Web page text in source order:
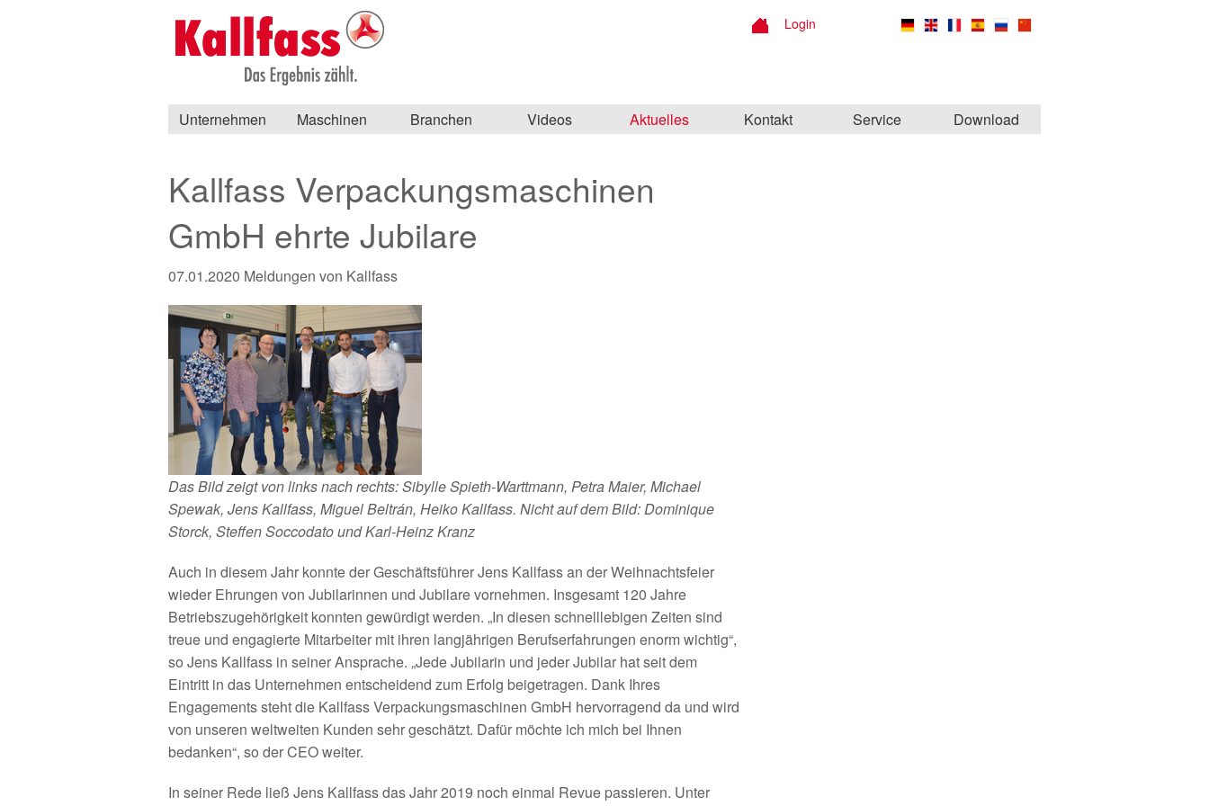
Login
Unternehmen Maschinen Branchen Videos Aktuelles Kontakt Service Download
Kallfass Verpackungsmaschinen
GmbH ehrte Jubilare
07.01.2020 Meldungen von Kallfass
Das Bild zeigt von links nach rechts: Sibylle Spieth-Warttmann, Petra Maier, Michael
Spewak, Jens Kallfass, Miguel Beltrán, Heiko Kallfass. Nicht auf dem Bild: Dominique
Storck, Steffen Soccodato und Karl-Heinz Kranz
Auch in diesem Jahr konnte der Geschäftsführer Jens Kallfass an der Weihnachtsfeier
wieder Ehrungen von Jubilarinnen und Jubilare vornehmen. Insgesamt 120 Jahre
Betriebszugehörigkeit konnten gewürdigt werden. „In diesen schnelllebigen Zeiten sind
treue und engagierte Mitarbeiter mit ihren langjährigen Berufserfahrungen enorm wichtig“,
so Jens Kallfass in seiner Ansprache. „Jede Jubilarin und jeder Jubilar hat seit dem
Eintritt in das Unternehmen entscheidend zum Erfolg beigetragen. Dank Ihres
Engagements steht die Kallfass Verpackungsmaschinen GmbH hervorragend da und wird
von unseren weltweiten Kunden sehr geschätzt. Dafür möchte ich mich bei Ihnen
bedanken“, so der CEO weiter.
In seiner Rede ließ Jens Kallfass das Jahr 2019 noch einmal Revue passieren. Unter